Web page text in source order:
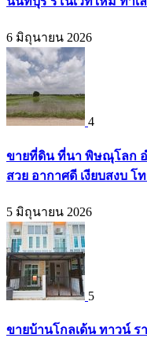
6 มิถุนายน 2026
4
ขายที่ดิน ที่นา พิษณุโลก อ
สวย อากาศดี เงียบสงบ โท
5 มิถุนายน 2026
5
ขายบ้านโกลเด้น ทาวน์